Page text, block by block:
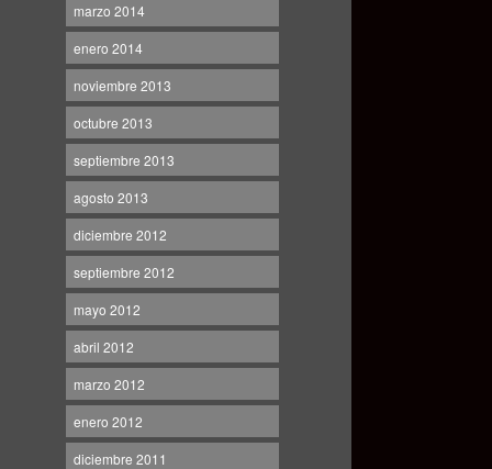
marzo 2014
enero 2014
noviembre 2013
octubre 2013
septiembre 2013
agosto 2013
diciembre 2012
septiembre 2012
mayo 2012
abril 2012
marzo 2012
enero 2012
diciembre 2011